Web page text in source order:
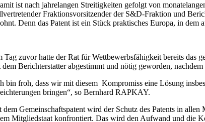
ist nach jahrelangen Streitigkeiten gefolgt von
Fraktionsvorsitzender der S&D-Fraktion und
Denn das Patent ist ein Stück praktisches Europa, in
Tag zuvor hatte der Rat für Wettbewerbsfähigkeit bereits das
dem Berichterstatter abgestimmt und nötig geworden,
bin froh, dass wir mit diesem Kompromiss eine Lösung
bringen“, so Bernhard RAPKAY.
dem Gemeinschaftspatent wird der Schutz des Patents in
Mitgliedstaat konfrontiert. Das wird den Aufwand und die